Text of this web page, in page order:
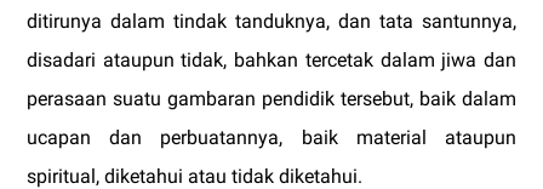
ditirunya dalam tindak tanduknya, dan tata santunnya,
disadari ataupun tidak, bahkan tercetak dalam jiwa dan
perasaan suatu gambaran pendidik tersebut, baik dalam
ucapan dan perbuatannya, baik material ataupun
spiritual, diketahui atau tidak diketahui.